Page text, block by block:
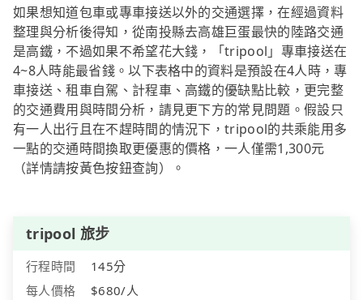
如果想知道包車或專車接送以外的交通選擇，在經過資料
整理與分析後得知，從南投縣去高雄巨蛋最快的陸路交通
是高鐵，不過如果不希望花大錢，「tripool」專車接送在
4~8人時能最省錢。以下表格中的資料是預設在4人時，專
車接送、租車自駕、計程車、高鐵的優缺點比較，更完整
的交通費用與時間分析，請見更下方的常見問題。假設只
有一人出行且在不趕時間的情況下，tripool的共乘能用多
一點的交通時間換取更優惠的價格，一人僅需1,300元
（詳情請按黃色按鈕查詢）。
tripool 旅步
行程時間
145分
每人價格
$680/人